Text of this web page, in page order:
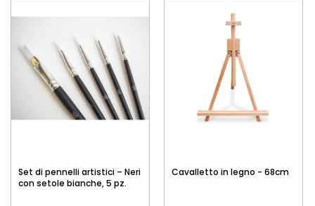
Set di pennelli artistici – Neri
con setole bianche, 5 pz.
Cavalletto in legno - 68cm